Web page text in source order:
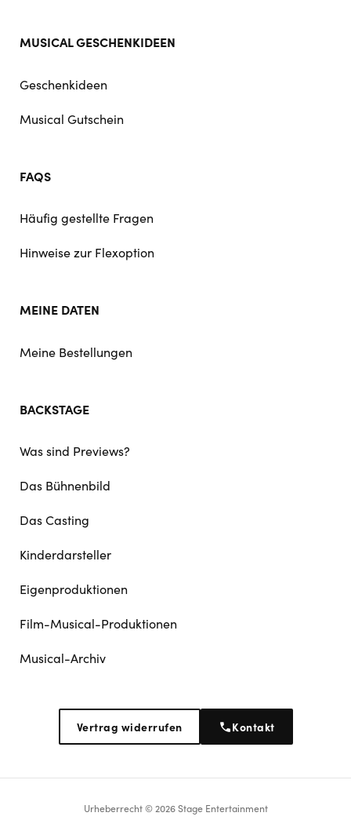
MUSICAL GESCHENKIDEEN
Geschenkideen
Musical Gutschein
FAQS
Häufig gestellte Fragen
Hinweise zur Flexoption
MEINE DATEN
Meine Bestellungen
BACKSTAGE
Was sind Previews?
Das Bühnenbild
Das Casting
Kinderdarsteller
Eigenproduktionen
Film-Musical-Produktionen
Musical-Archiv
Vertrag widerrufen Kontakt
Urheberrecht © 2026 Stage Entertainment